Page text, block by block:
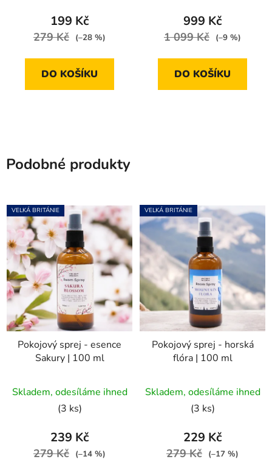
199 Kč
279 Kč (–28 %)
DO KOŠÍKU
999 Kč
1 099 Kč (–9 %)
DO KOŠÍKU
Podobné produkty
VELKÁ BRITÁNIE
Pokojový sprej - esence
Sakury | 100 ml
hodnocení
produktu
je
5,0
Skladem, odesíláme ihned
(3 ks)
239 Kč
279 Kč (–14 %)
VELKÁ BRITÁNIE
Pokojový sprej - horská
flóra | 100 ml
Skladem, odesíláme ihned
(3 ks)
229 Kč
279 Kč (–17 %)